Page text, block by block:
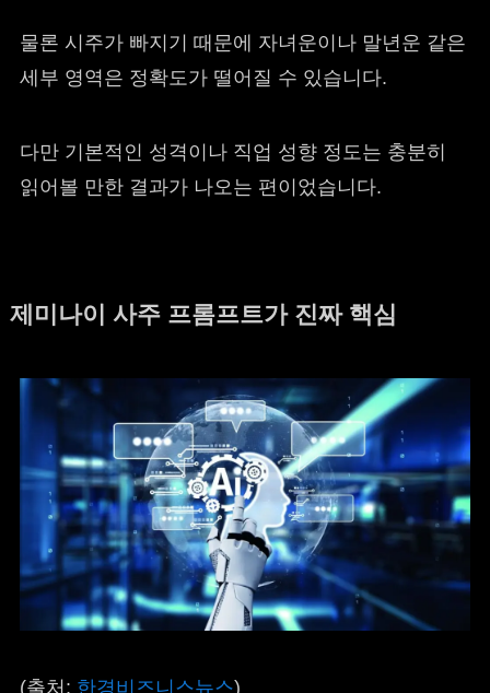
물론 시주가 빠지기 때문에 자녀운이나 말년운 같은
세부 영역은 정확도가 떨어질 수 있습니다.
다만 기본적인 성격이나 직업 성향 정도는 충분히
읽어볼 만한 결과가 나오는 편이었습니다.
제미나이 사주 프롬프트가 진짜 핵심
(출처: 한경비즈니스뉴스)